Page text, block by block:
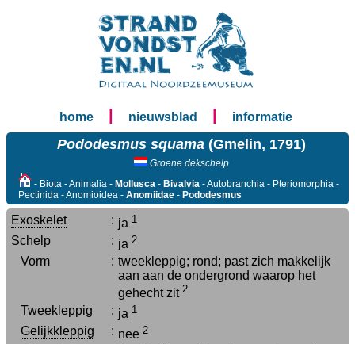
home nieuwsblad informatie
Pododesmus squama (Gmelin, 1791)
Groene dekschelp
- Biota - Animalia - Mollusca - Bivalvia - Autobranchia - Pteriomorphia -
Pectinida - Anomioidea - Anomiidae - Pododesmus
Exoskelet : ja 1
Schelp : ja 2
Vorm : tweekleppig; rond; past zich makkelijk
aan aan de ondergrond waarop het
gehecht zit 2
Tweekleppig : ja 1
Gelijkkleppig : nee 2